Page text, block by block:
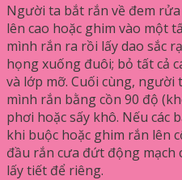
Người ta bắt rắn về đem
lên cao hoặc ghim vào một
mình rắn ra rồi lấy dao sắc
họng xuống đuôi; bỏ tất cả
và lớp mỡ. Cuối cùng, người
mình rắn bằng cồn 90 độ
phơi hoặc sấy khô. Nếu các
khi buộc hoặc ghim rắn lên
đầu rắn cưa đứt động mạch
lấy tiết để riêng.